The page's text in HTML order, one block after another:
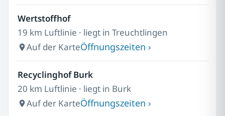
Wertstoffhof
19 km Luftlinie · liegt in Treuchtlingen
Auf der KarteÖffnungszeiten ›
Recyclinghof Burk
20 km Luftlinie · liegt in Burk
Auf der KarteÖffnungszeiten ›